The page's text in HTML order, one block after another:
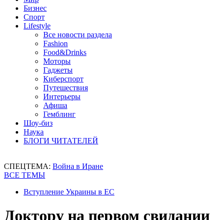
Бизнес
Спорт
Lifestyle
Все новости раздела
Fashion
Food&Drinks
Моторы
Гаджеты
Киберспорт
Путешествия
Интерьеры
Афиша
Гемблинг
Шоу-биз
Наука
БЛОГИ ЧИТАТЕЛЕЙ
СПЕЦТЕМА: Война в Иране
ВСЕ ТЕМЫ
Вступление Украины в ЕС
Доктору на первом свидании